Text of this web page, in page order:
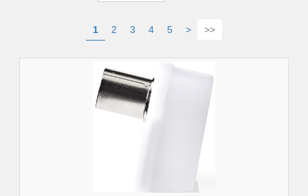
1 2 3 4 5 > >>